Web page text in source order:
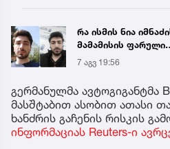
რა ისმის ნია
მამამისის ფარული
ჩანაწერიდან - გიგა
ავალიანის
7 აგვ 19:56
გერმანულმა ავტოგიგანტმა
მასშტაბით ასობით ათასი
ხანძრის გაჩენის რისკის
ინფორმაციას Reuters-ი